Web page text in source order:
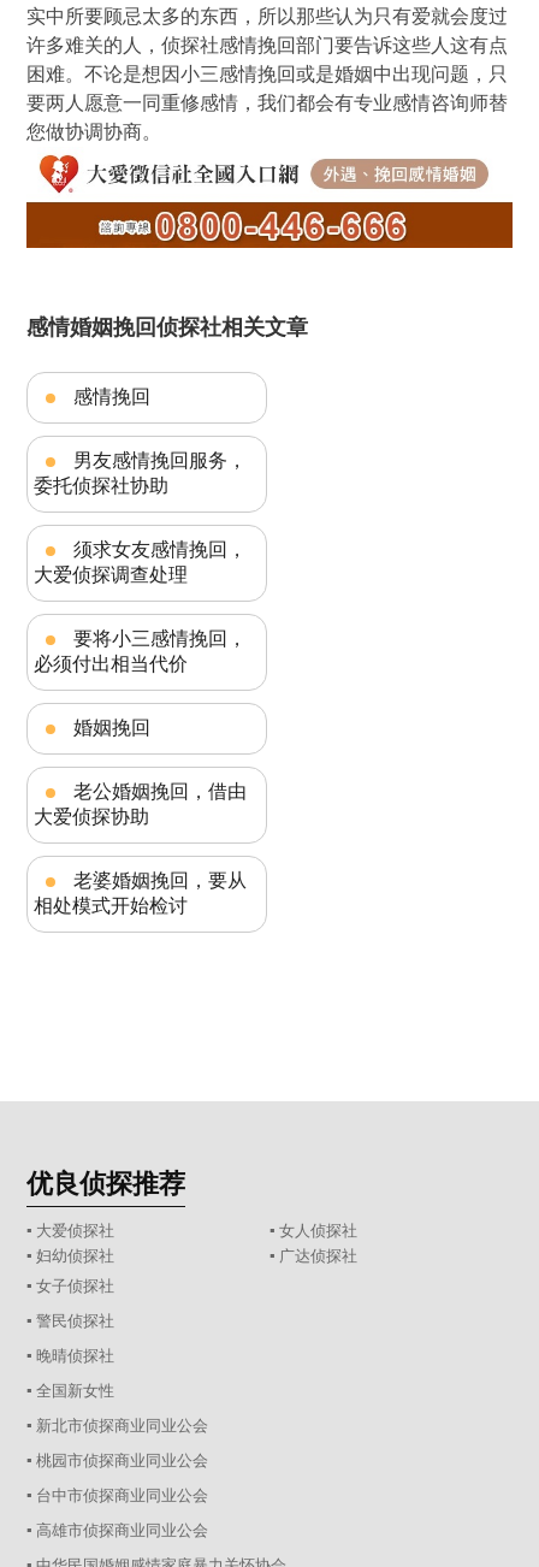
实中所要顾忌太多的东西，所以那些认为只有爱就会度过
许多难关的人，侦探社感情挽回部门要告诉这些人这有点
困难。不论是想因小三感情挽回或是婚姻中出现问题，只
要两人愿意一同重修感情，我们都会有专业感情咨询师替
您做协调协商。
感情婚姻挽回侦探社相关文章
感情挽回
男友感情挽回服务，
委托侦探社协助
须求女友感情挽回，
大爱侦探调查处理
要将小三感情挽回，
必须付出相当代价
婚姻挽回
老公婚姻挽回，借由
大爱侦探协助
老婆婚姻挽回，要从
相处模式开始检讨
优良侦探推荐
▪ 大爱侦探社
▪ 女人侦探社
▪ 妇幼侦探社
▪ 广达侦探社
▪ 女子侦探社
▪ 警民侦探社
▪ 晚晴侦探社
▪ 全国新女性
▪ 新北市侦探商业同业公会
▪ 桃园市侦探商业同业公会
▪ 台中市侦探商业同业公会
▪ 高雄市侦探商业同业公会